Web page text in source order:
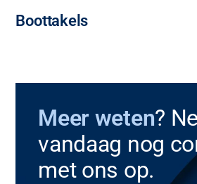
Boottakels
Meer weten?
vandaag nog
met ons op.